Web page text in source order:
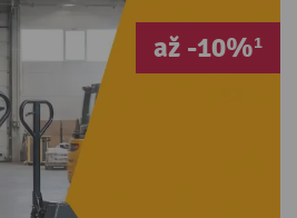
až -10%¹